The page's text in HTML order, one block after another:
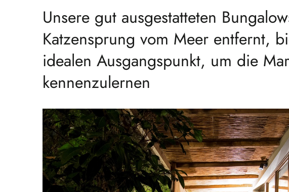
Unsere gut ausgestatteten
Katzensprung vom Meer entfernt,
idealen Ausgangspunkt, um die
kennenzulernen